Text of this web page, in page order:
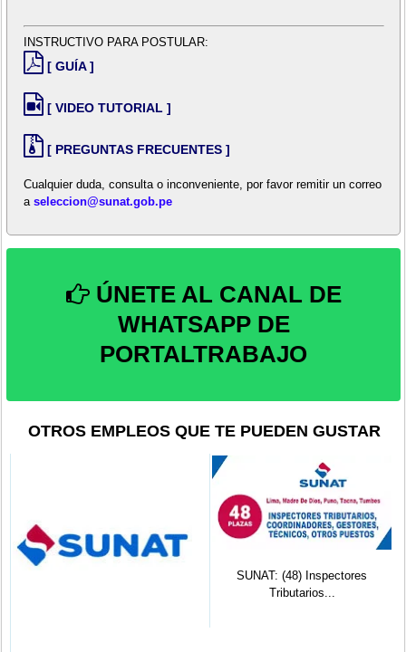
INSTRUCTIVO PARA POSTULAR:
[ GUÍA ]
[ VIDEO TUTORIAL ]
[ PREGUNTAS FRECUENTES ]
Cualquier duda, consulta o inconveniente, por favor remitir un correo
a seleccion@sunat.gob.pe
ÚNETE AL CANAL DE
WHATSAPP DE
PORTALTRABAJO
OTROS EMPLEOS QUE TE PUEDEN GUSTAR
SUNAT: (48) Inspectores
Tributarios...